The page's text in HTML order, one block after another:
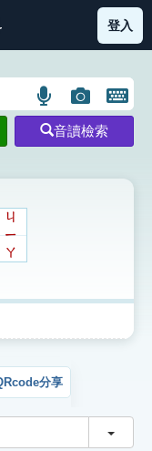
部首索引表圖示
登入
語
言
搜
圖
片
搜
開
鍵
圖
音讀檢索
ㄐ
ㄧ
ㄚ
分享
切換